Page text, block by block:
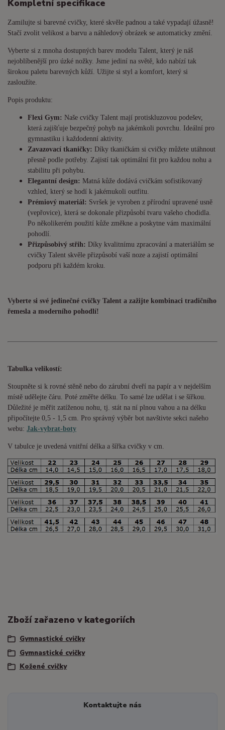
Kompletní specifikace
Zamilujte si barevné cvičky, které skvěle padnou a také vypadají úžasně!
Stačí zvolit velikost a barvu a náhledový obrázek se automaticky změní.
Vyberte si z mnoha dostupných barev modelu Talent, který je náš
nejoblíbenější pro úzké nožky. Jsme jediní na světě, kdo nabízí tak
širokou paletu barevných kůží. Užijte si styl a komfort, který si
zasloužíte.
Popis produktu:
Flexi Gym: Naše cvičky Talent mají protiskluzovou podešev,
která zajišťuje bezpečný pohyb na jakémkoli povrchu. Ideální pro
gymnastiku i každodenní aktivity.
Zavazovací tkaničky: Díky tkaničkám si cvičky můžete utáhnout
přesně podle potřeby. Zajistí tak optimální fit pro každou nohu a
stabilitu při pohybu.
Elegantní design: Matná kůže dodává cvičkám sofistikovaný
vzhled, který se hodí k jakémukoli outfitu.
Prémiový materiál: Svršek je vyroben z přírodní upravené usně
(vepřovice), která se dokonale přizpůsobí tvaru vašeho chodidla.
Po několikerém použití kůže změkne a poskytne vám maximální
pohodlí.
Přizpůsobivý střih: Díky kvalitnímu zpracování a materiálům se
cvičky Talent skvěle přizpůsobí vaší noze a zajistí optimální
podporu při každém kroku.
Vyberte si své jedinečné cvičky Talent a zažijte kombinaci tradičního
řemesla a moderního pohodlí!
Tabulka velikostí:
Stoupněte si k rovné stěně nebo do zárubní dveří na papír a v nejdelším
místě udělejte čáru. Poté změřte délku. To samé lze udělat i se šířkou.
Důležité je měřit zatíženou nohu, tj. stát na ní plnou vahou a na délku
připočítejte 0,5 - 1,5 cm. Pro správný výběr bot navštivte sekci našeho
webu: Jak-vybrat-boty
V tabulce je uvedená vnitřní délka a šířka cvičky v cm.
Zboží zařazeno v kategoriích
Gymnastické cvičky
Gymnastické cvičky
Kožené cvičky
Kontaktujte nás